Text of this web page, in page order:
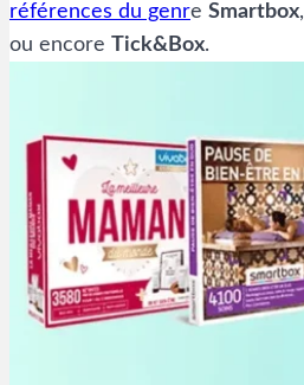
références du genre Smartbox,
ou encore Tick&Box.